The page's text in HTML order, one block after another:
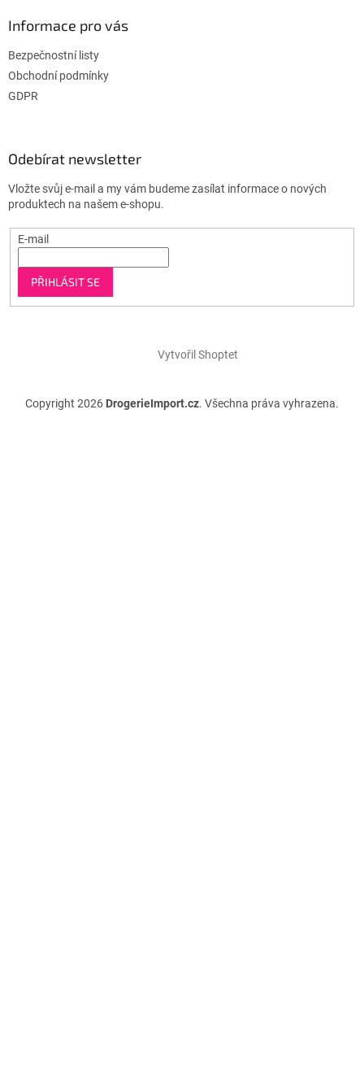
Informace pro vás
Bezpečnostní listy
Obchodní podmínky
GDPR
Odebírat newsletter
Vložte svůj e-mail a my vám budeme zasílat informace o nových
produktech na našem e-shopu.
E-mail
PŘIHLÁSIT SE
Vytvořil Shoptet
Copyright 2026 DrogerieImport.cz. Všechna práva vyhrazena.